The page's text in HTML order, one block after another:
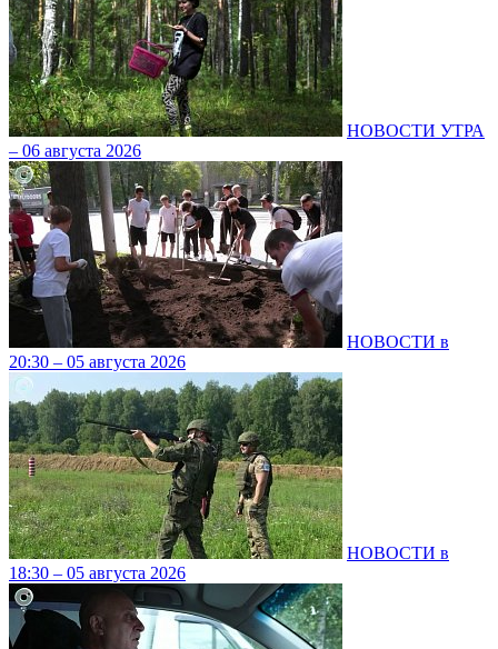
НОВОСТИ УТРА
– 06 августа 2026
НОВОСТИ в
20:30 – 05 августа 2026
НОВОСТИ в
18:30 – 05 августа 2026